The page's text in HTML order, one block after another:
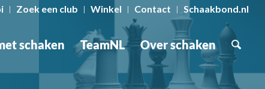
Zoek een club Winkel Contact Schaakbond.nl
schaken TeamNL Over schaken